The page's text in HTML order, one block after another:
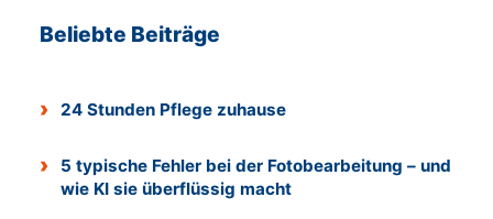
Beliebte Beiträge
24 Stunden Pflege zuhause
5 typische Fehler bei der Fotobearbeitung – und
wie KI sie überflüssig macht